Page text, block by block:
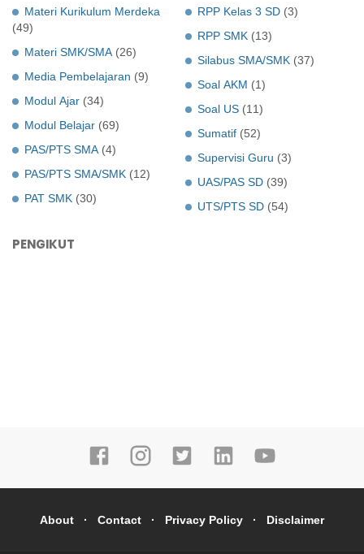
Materi Kurikulum Merdeka
(49)
Materi SMK/SMA (26)
Media Pembelajaran (9)
Modul Ajar (34)
Modul Belajar (69)
PAS/PTS SMA (4)
PAS/PTS SMA/SMK (12)
PAT SMK (30)
RPP Kelas 3 SD (3)
RPP SMK (13)
Silabus SMA/SMK (37)
Soal AKM (1)
Soal US (11)
Sumatif (52)
Supervisi Guru (3)
UAS/PAS SD (39)
UTS/PTS SD (54)
PENGIKUT
About Contact Privacy Policy Disclaimer